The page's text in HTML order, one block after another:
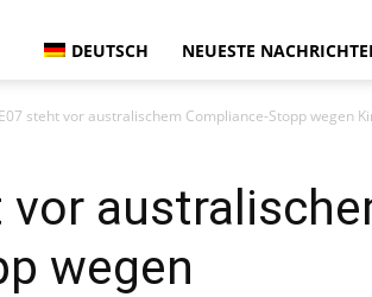
DEUTSCH NEUESTE
steht vor australischem Compliance-Stopp wegen
vor
wegen